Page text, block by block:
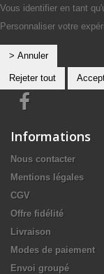
Vous identifier en tant
Personnaliser votre
> Annuler
Rejeter tout
Informations
Nous contacter
Mentions légales
CGV
Offre fidélité
Livraison
Modes de paiement
Envoi groupé